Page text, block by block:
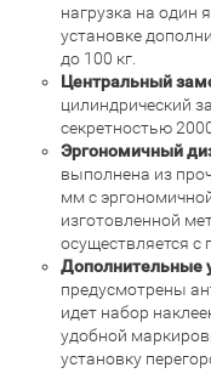
нагрузка на один
установке
до 100 кг.
Центральный
цилиндрический
секретностью
Эргономичный
выполнена из
мм с
изготовленной
осуществляется
Дополнительные
предусмотрены
идет набор
удобной
установку